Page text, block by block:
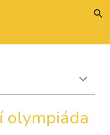
olympiáda